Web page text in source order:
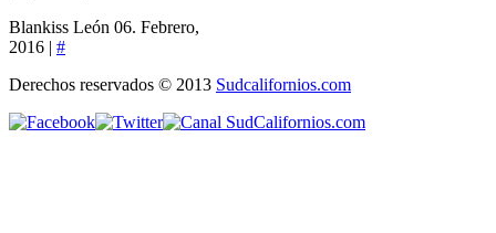
Blankiss León 06. Febrero,
2016 | #
Derechos reservados © 2013 Sudcalifornios.com